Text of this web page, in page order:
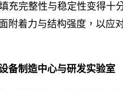
充完整性与稳定性变得十
附着力与结构强度，以应
备制造中心与研发实验室